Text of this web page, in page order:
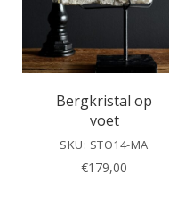
Bergkristal op
voet
SKU: STO14-MA
€179,00